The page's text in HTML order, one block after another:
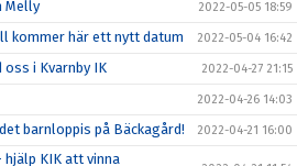
Melly 2022-05-05 18:59
kommer här ett nytt datum 2022-05-04 16:42
i Kvarnby IK 2022-04-27 21:15
2022-04-26 14:03
barnloppis på Bäckagård! 2022-04-21 16:00
KIK att vinna